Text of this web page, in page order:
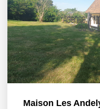
Maison Les